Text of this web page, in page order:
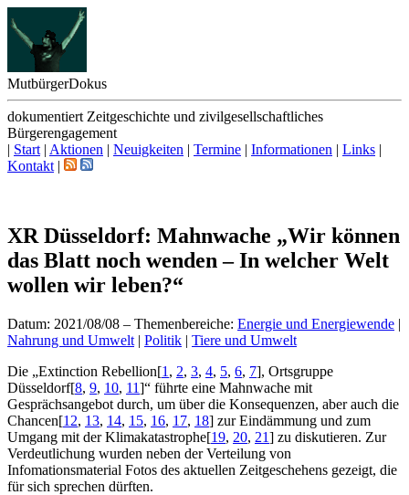
MutbürgerDokus
dokumentiert Zeitgeschichte und zivilgesellschaftliches
Bürgerengagement
| Start | Aktionen | Neuigkeiten | Termine | Informationen | Links |
Kontakt |
XR Düsseldorf: Mahnwache „Wir können
das Blatt noch wenden – In welcher Welt
wollen wir leben?“
Datum: 2021/08/08 – Themenbereiche: Energie und Energiewende |
Nahrung und Umwelt | Politik | Tiere und Umwelt
Die „Extinction Rebellion[1 , 2, 3, 4, 5, 6, 7], Ortsgruppe
Düsseldorf[8, 9, 10, 11]“ führte eine Mahnwache mit
Gesprächsangebot durch, um über die Konsequenzen, aber auch die
Chancen[12, 13, 14, 15, 16, 17, 18] zur Eindämmung und zum
Umgang mit der Klimakatastrophe[19, 20, 21] zu diskutieren. Zur
Verdeutlichung wurden neben der Verteilung von
Infomationsmaterial Fotos des aktuellen Zeitgeschehens gezeigt, die
für sich sprechen dürften.